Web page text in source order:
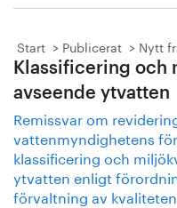
Start Publicerat Nytt
Klassificering och
avseende ytvatten
Remissvar om
vattenmyndighetens
klassificering och
ytvatten enligt
förvaltning av